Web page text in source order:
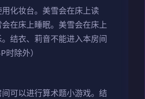
化妆台。 美雪会在床上读
在床上睡眠。 美雪会在床上
结衣、莉音不能进入本房间
时除外）
可以进行算术题小游戏。 结